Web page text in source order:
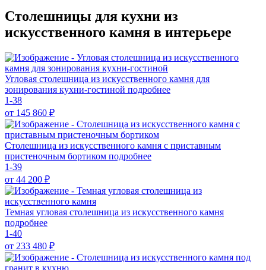
Столешницы для кухни из
искусственного камня в интерьере
Угловая столешница из искусственного камня для
зонирования кухни-гостиной подробнее
1-38
от 145 860 ₽
Столешница из искусственного камня с приставным
пристеночным бортиком подробнее
1-39
от 44 200 ₽
Темная угловая столешница из искусственного камня
подробнее
1-40
от 233 480 ₽